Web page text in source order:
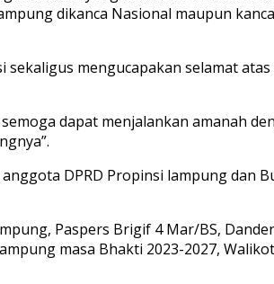
dikanca Nasional maupun
mengucapakan selamat
dapat menjalankan amanah
DPRD Propinsi lampung dan
Paspers Brigif 4 Mar/BS,
masa Bhakti 2023-2027,